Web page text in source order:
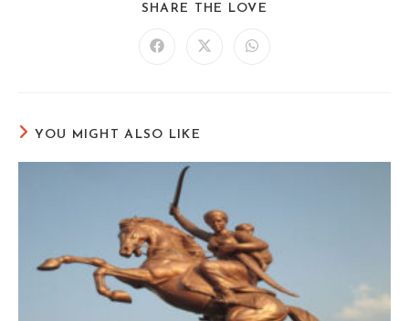
SHARE THE LOVE
Opens Opens Opens
YOU MIGHT ALSO LIKE